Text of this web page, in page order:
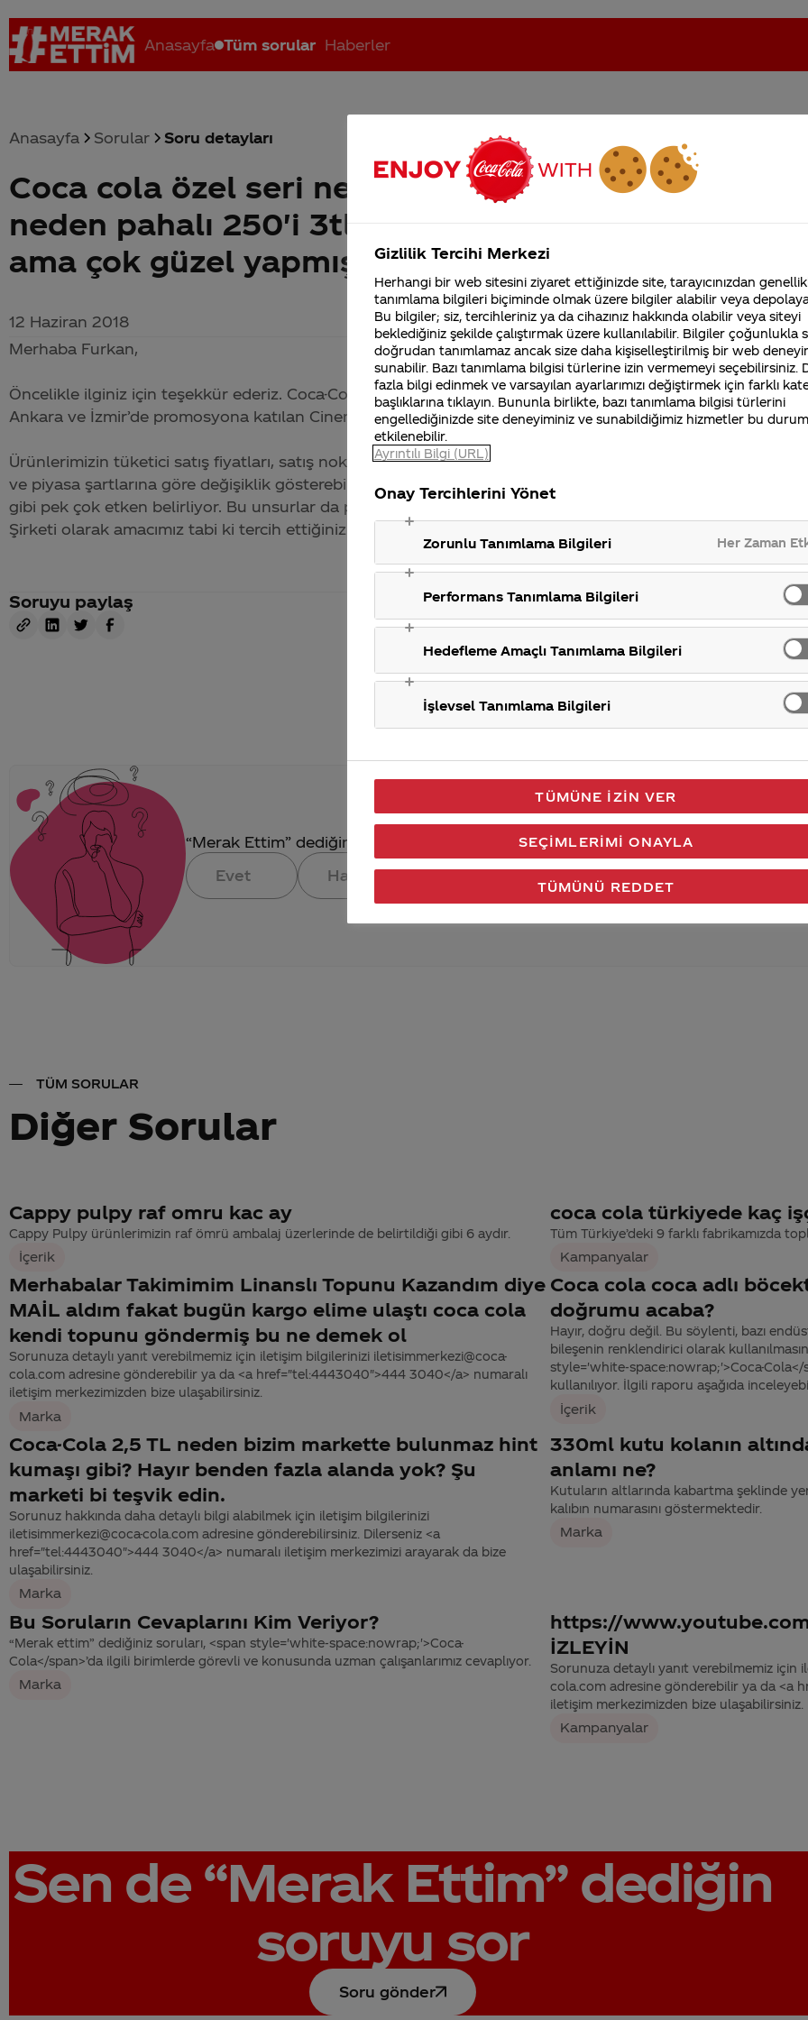
Anasayfa Tüm sorular Haberler
Coca-Cola nerenin malı? Coca cola İsrail malı mı Yani ... Coca-Cola'nın Filistin'de fabr... Coca-Cola’yı kim buldu?
Anasayfa Sorular Soru detayları
Coca cola özel seri neden sadece migrosta var ve
neden pahalı 250'i 3tl zaten 1 litre coca cola da 3 tl
ama çok güzel yapmışsınız ambalajı
12 Haziran 2018
Merhaba Furkan,
Öncelikle ilginiz için teşekkür ederiz. Coca-Cola
tasarım şişelerimize Migroslardan (Migros Jet hariç) ve
Ankara ve İzmir’de promosyona katılan Cinemaximum’lardan ulaşabilirsiniz.
Ürünlerimizin tüketici satış fiyatları, satış noktalarımız tarafından (bakkal, market, grossmarket vb.)
ve piyasa şartlarına göre değişiklik gösterebiliyor. Ürün maliyetlerimizi ise hammadde, paket boyutu,
gibi pek çok etken belirliyor. Bu unsurlar da piyasa şartlarına göre zaman içinde değişiklik gösteriyor.
Şirketi olarak amacımız tabi ki tercih ettiğiniz ürünün satış noktalarına en iyi fiyatla ulaşmasını
Soruyu paylaş Pazarlama
“Merak Ettim” dediğin konuya verdiğimiz cevap aklındaki soru işaretlerini giderdi
Evet
Hayır Gönder
TÜM SORULAR
Diğer Sorular
Cappy pulpy raf omru kac ay
Cappy Pulpy ürünlerimizin raf ömrü ambalaj üzerlerinde de belirtildiği gibi 6 aydır.
İçerik
coca cola türkiyede kaç
Tüm Türkiye’deki 9 farklı fabrikamızda
Kampanyalar
Merhabalar Takimimim Linanslı Topunu Kazandım diye
MAİL aldım fakat bugün kargo elime ulaştı coca cola
kendi topunu göndermiş bu ne demek ol
Sorunuza detaylı yanıt verebilmemiz için iletişim bilgilerinizi iletisimmerkezi@coca-
cola.com adresine gönderebilir ya da <a href="tel:4443040">444 3040</a> numaralı
iletişim merkezimizden bize ulaşabilirsiniz.
Marka
Coca cola coca adlı
doğrumu acaba?
Hayır, doğru değil. Bu söylenti, bazı
bileşenin renklendirici olarak
style='white-space:nowrap;'>Coca-Cola</
kullanılıyor. İlgili raporu aşağıda
İçerik
Coca-Cola 2,5 TL neden bizim markette bulunmaz hint
kumaşı gibi? Hayır benden fazla alanda yok? Şu
marketi bi teşvik edin.
Sorunuz hakkında daha detaylı bilgi alabilmek için iletişim bilgilerinizi
iletisimmerkezi@coca-cola.com adresine gönderebilirsiniz. Dilerseniz <a
href="tel:4443040">444 3040</a> numaralı iletişim merkezimizi arayarak da bize
ulaşabilirsiniz.
Marka
330ml kutu kolanın
anlamı ne?
Kutuların altlarında kabartma şeklinde
kalıbın numarasını göstermektedir.
Marka
Bu Soruların Cevaplarını Kim Veriyor?
“Merak ettim” dediğiniz soruları, <span style='white-space:nowrap;'>Coca-
Cola</span>’da ilgili birimlerde görevli ve konusunda uzman çalışanlarımız cevaplıyor.
Marka
https://
İZLEYİN
Sorunuza detaylı yanıt verebilmemiz için
cola.com adresine gönderebilir ya da <a
iletişim merkezimizden bize ulaşabilirsiniz.
Kampanyalar
Sen de “Merak Ettim”dediğin
soruyu sor
Soru gönder
4355 Soru
Coca-Cola Şirketi
merak ettikleriniz.
Fabrikalarımız,
sertifikalarımız, faaliyet
gösterdiğimiz ülkeler,
tarihçemiz ve daha
Gizlilik Tercihi Merkezi
Herhangi bir web sitesini ziyaret ettiğinizde site, tarayıcınızdan
tanımlama bilgileri biçiminde olmak üzere bilgiler alabilir veya
Bu bilgiler; siz, tercihleriniz ya da cihazınız hakkında olabilir veya siteyi
beklediğiniz şekilde çalıştırmak üzere kullanılabilir. Bilgiler çoğunlukla
doğrudan tanımlamaz ancak size daha kişiselleştirilmiş bir web
sunabilir. Bazı tanımlama bilgisi türlerine izin vermemeyi seçebilirsiniz.
fazla bilgi edinmek ve varsayılan ayarlarımızı değiştirmek için farklı
başlıklarına tıklayın. Bununla birlikte, bazı tanımlama bilgisi türlerini
engellediğinizde site deneyiminiz ve sunabildiğimiz hizmetler bu
etkilenebilir.
Ayrıntılı Bilgi (URL)
Onay Tercihlerini Yönet
Zorunlu Tanımlama Bilgileri Her Zaman
Performans Tanımlama Bilgileri
Hedefleme Amaçlı Tanımlama Bilgileri
İşlevsel Tanımlama Bilgileri
TÜMÜNE İZIN VER
TÜMÜNÜ REDDET
SEÇIMLERIMI ONAYLA